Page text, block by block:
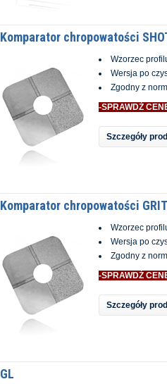
Komparator chropowatości
Wzorzec
Wersja po
Zgodny z
-SPRAWDŹ
Szczegóły
Komparator chropowatości GRIT
Wzorzec
Wersja po
Zgodny z
-SPRAWDŹ
Szczegóły
GL